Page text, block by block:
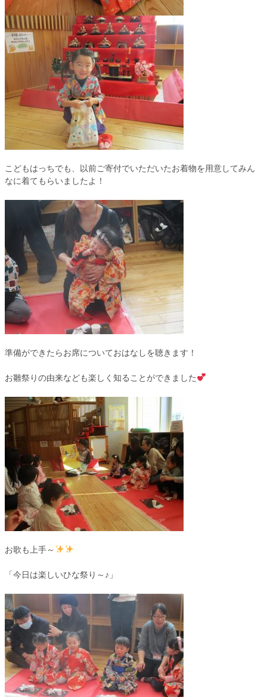
こどもはっちでも、以前ご寄付でいただいたお着物を用意してみん
なに着てもらいましたよ！
準備ができたらお席についておはなしを聴きます！
お雛祭りの由来なども楽しく知ることができました
お歌も上手～
「今日は楽しいひな祭り～♪」